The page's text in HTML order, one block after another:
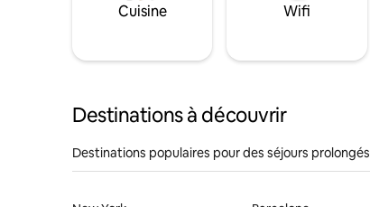
Cuisine Wifi
Destinations à découvrir
Destinations populaires pour des séjours prolongés